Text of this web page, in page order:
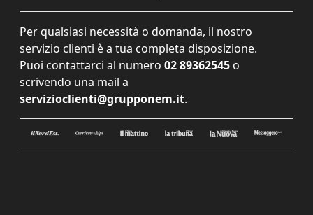
Per qualsiasi necessità o domanda, il nostro
servizio clienti è a tua completa disposizione.
Puoi contattarci al numero 02 89362545 o
scrivendo una mail a
servizioclienti@grupponem.it.